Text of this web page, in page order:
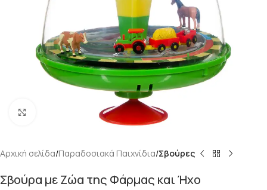
Κάντε κλικ για μεγέθυνση
Αρχική σελίδα Παραδοσιακά Παιχνίδια Σβούρες
Σβούρα με Ζώα της Φάρμας και Ήχο